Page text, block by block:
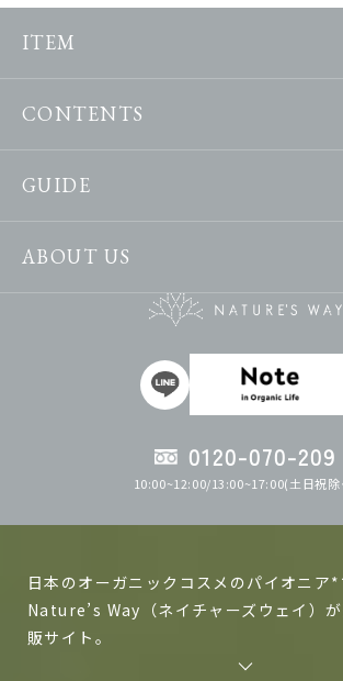
ITEM
CONTENTS
GUIDE
ABOUT US
0120-070-209
10:00~12:00/13:00~17:00(土日祝除
日本のオーガニックコスメのパイオニア*
Nature’s Way（ネイチャーズウェイ）
販サイト。